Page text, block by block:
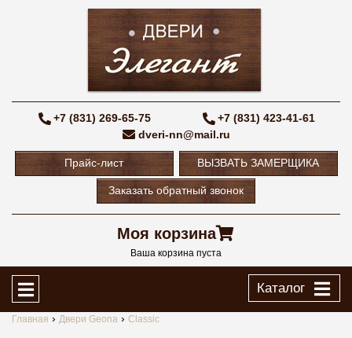
+7 (831) 269-65-75
+7 (831) 423-41-61
dveri-nn@mail.ru
Прайс-лист ВЫЗВАТЬ ЗАМЕРЩИКА
Заказать обратный звонок
Моя корзина
Ваша корзина пуста
Каталог
Главная Двери Geona Classic